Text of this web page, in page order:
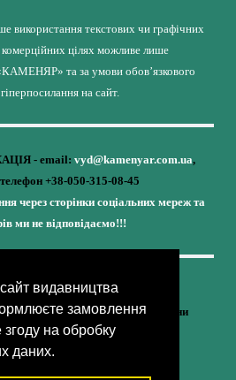
видавництва
замовлення
згоду на обробку
даних.
використання текстових чи графічних
комерційних цілях можливе лише
та за умови обов’язкового
на сайт.
- email: vyd@kamenyar.com.ua,
+38-050-315-08-45
через сторінки соціальних мереж та
ми не відповідаємо!!!
- це внесок у спротив,
та неминучу перемогу України
«КАМЕНЯР»)